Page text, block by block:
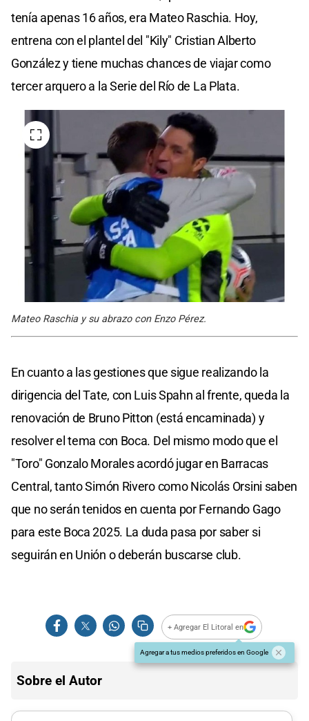
tenía apenas 16 años, era Mateo Raschia. Hoy,
entrena con el plantel del "Kily" Cristian Alberto
González y tiene muchas chances de viajar como
tercer arquero a la Serie del Río de La Plata.
Mateo Raschia y su abrazo con Enzo Pérez.
En cuanto a las gestiones que sigue realizando la
dirigencia del Tate, con Luis Spahn al frente, queda la
renovación de Bruno Pitton (está encaminada) y
resolver el tema con Boca. Del mismo modo que el
"Toro" Gonzalo Morales acordó jugar en Barracas
Central, tanto Simón Rivero como Nicolás Orsini saben
que no serán tenidos en cuenta por Fernando Gago
para este Boca 2025. La duda pasa por saber si
seguirán en Unión o deberán buscarse club.
+ Agregar El Litoral en
Agregar a tus medios preferidos en Google
Sobre el Autor